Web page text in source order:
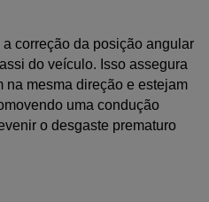
correção da posição angular
do veículo. Isso assegura
na mesma direção e estejam
uma condução
o desgaste prematuro